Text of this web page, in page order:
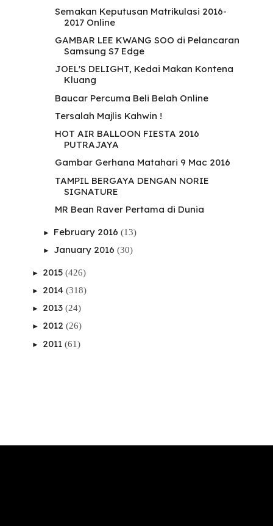
Semakan Keputusan Matrikulasi 2016-
2017 Online
GAMBAR LEE KWANG SOO di Pelancaran
Samsung S7 Edge
JOEL'S DELIGHT, Kedai Makan Kontena
Kluang
Baucar Percuma Beli Belah Online
Tersalah Majlis Kahwin !
HOT AIR BALLOON FIESTA 2016
PUTRAJAYA
Gambar Gerhana Matahari 9 Mac 2016
TAMPIL BERGAYA DENGAN NORIE
SIGNATURE
MR Bean Raver Pertama di Dunia
► February 2016 (13)
► January 2016 (30)
► 2015 (426)
► 2014 (318)
► 2013 (24)
► 2012 (26)
► 2011 (61)